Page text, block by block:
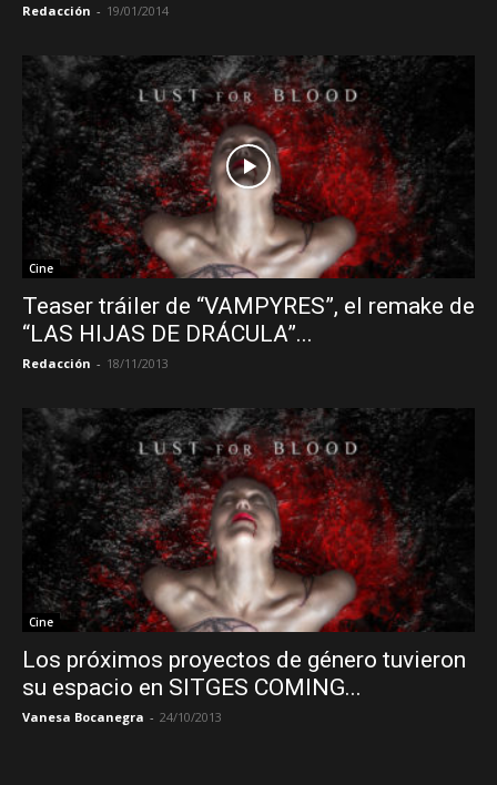
Redacción - 19/01/2014
Cine
Teaser tráiler de “VAMPYRES”, el remake de
“LAS HIJAS DE DRÁCULA”...
Redacción - 18/11/2013
Cine
Los próximos proyectos de género tuvieron
su espacio en SITGES COMING...
Vanesa Bocanegra - 24/10/2013